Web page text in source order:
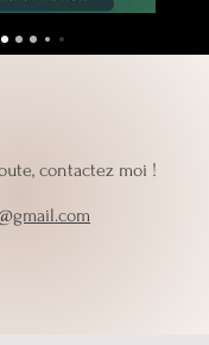
contactez moi !